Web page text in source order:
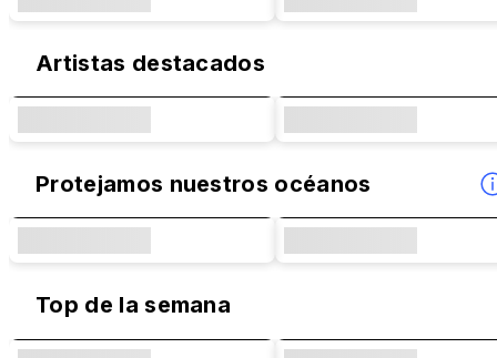
Artistas destacados
Protejamos nuestros océanos
Top de la semana